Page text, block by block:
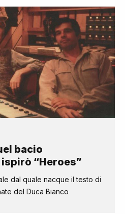
bacio
“Heroes”
dal quale nacque il testo di
del Duca Bianco